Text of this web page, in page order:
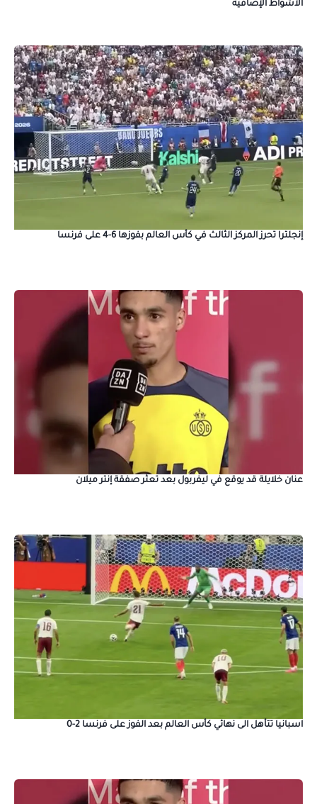
الأشواط الإضافية
إنجلترا تحرز المركز الثالث في كأس العالم بفوزها 6-4 على فرنسا
عنان خلايلة قد يوقع في ليفربول بعد تعثر صفقة إنتر ميلان
اسبانيا تتأهل الى نهائي كأس العالم بعد الفوز على فرنسا 2-0